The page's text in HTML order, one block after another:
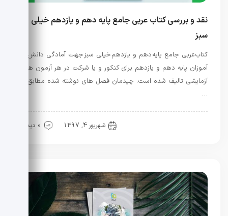
نقد و بررسی کتاب عربی جامع پایه دهم و یازدهم خیلی
سبز
کتاب عربی جامع پایه دهم و یازدهم خیلی سبز جهت آمادگی دانش
آموزان پایه دهم و یازدهم برای کنکور و یا شرکت در هر آزمون های
آزمایشی تالیف شده است. چیدمان فصل های نوشته شده مطابق
…
شهریور 4, 1397 0 دیدگاه